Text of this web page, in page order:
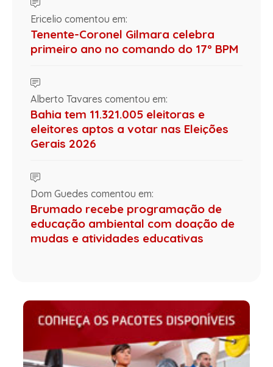
Ericelio comentou em:
Tenente-Coronel Gilmara celebra
primeiro ano no comando do 17º BPM
Alberto Tavares comentou em:
Bahia tem 11.321.005 eleitoras e
eleitores aptos a votar nas Eleições
Gerais 2026
Dom Guedes comentou em:
Brumado recebe programação de
educação ambiental com doação de
mudas e atividades educativas